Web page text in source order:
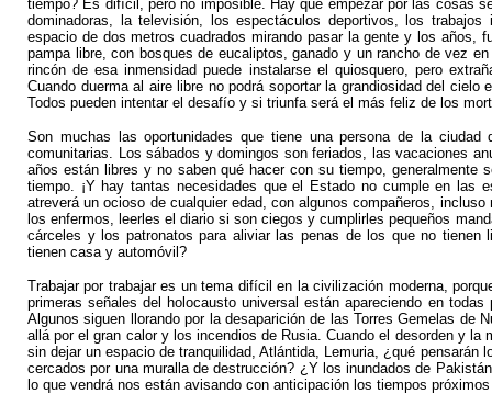
tiempo? Es difícil, pero no imposible. Hay que empezar por las cosas
dominadoras, la televisión, los espectáculos deportivos, los
espacio de dos metros cuadrados mirando pasar la gente y los años,
pampa libre, con bosques de eucaliptos, ganado y un rancho de vez
rincón de esa inmensidad puede instalarse el quiosquero, pero
Cuando duerma al aire libre no podrá soportar la grandiosidad del
Todos pueden intentar el desafío y si triunfa será el más feliz de los
Son muchas las oportunidades que tiene una persona de la ciudad
comunitarias. Los sábados y domingos son feriados, las vacaciones
años están libres y no saben qué hacer con su tiempo, generalmente
tiempo. ¡Y hay tantas necesidades que el Estado no cumple en las
atreverá un ocioso de cualquier edad, con algunos compañeros,
los enfermos, leerles el diario si son ciegos y cumplirles pequeños
cárceles y los patronatos para aliviar las penas de los que no tienen
tienen casa y automóvil?
Trabajar por trabajar es un tema difícil en la civilización moderna,
primeras señales del holocausto universal están apareciendo en
Algunos siguen llorando por la desaparición de las Torres Gemelas de
allá por el gran calor y los incendios de Rusia. Cuando el desorden y
sin dejar un espacio de tranquilidad, Atlántida, Lemuria, ¿qué
cercados por una muralla de destrucción? ¿Y los inundados de
lo que vendrá nos están avisando con anticipación los tiempos